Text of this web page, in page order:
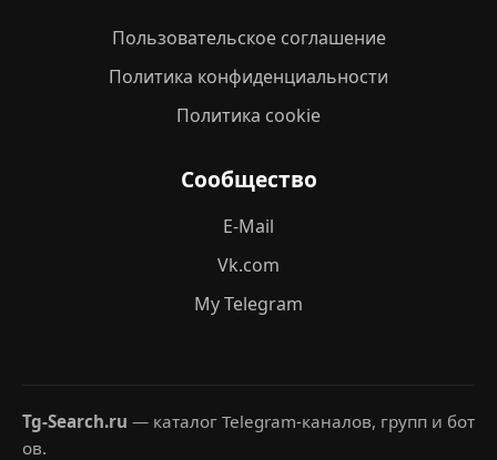
Пользовательское соглашение
Политика конфиденциальности
Политика cookie
Сообщество
E-Mail
Vk.com
My Telegram
Tg-Search.ru — каталог Telegram-каналов, групп и бот
ов.